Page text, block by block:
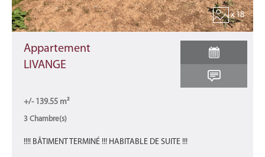
x 18
Appartement
LIVANGE
+/- 139.55 m²
3 Chambre(s)
!!!! BÂTIMENT TERMINÉ !!! HABITABLE DE SUITE !!!